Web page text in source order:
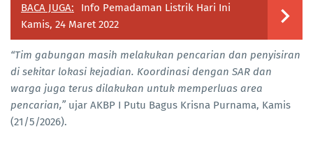
BACA JUGA:
Info Pemadaman Listrik Hari Ini
Kamis, 24 Maret 2022
“Tim gabungan masih melakukan pencarian dan penyisiran
di sekitar lokasi kejadian. Koordinasi dengan SAR dan
warga juga terus dilakukan untuk memperluas area
pencarian,”ujar AKBP I Putu Bagus Krisna Purnama, Kamis
(21/5/2026).